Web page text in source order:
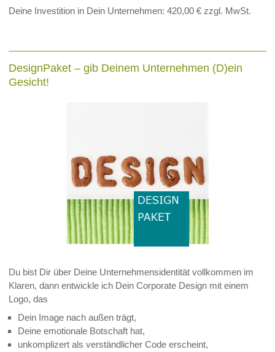
Deine Investition in Dein Unternehmen: 420,00 € zzgl. MwSt.
DesignPaket – gib Deinem Unternehmen (D)ein
Gesicht!
Du bist Dir über Deine Unternehmensidentität vollkommen im
Klaren, dann entwickle ich Dein Corporate Design mit einem
Logo, das
Dein Image nach außen trägt,
Deine emotionale Botschaft hat,
unkomplizert als verständlicher Code erscheint,